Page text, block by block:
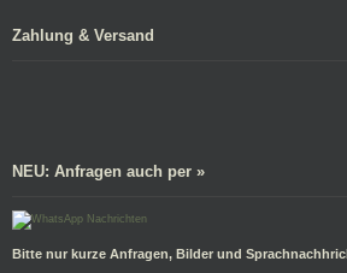
Zahlung & Versand
NEU: Anfragen auch per »
Bitte nur kurze Anfragen, Bilder und